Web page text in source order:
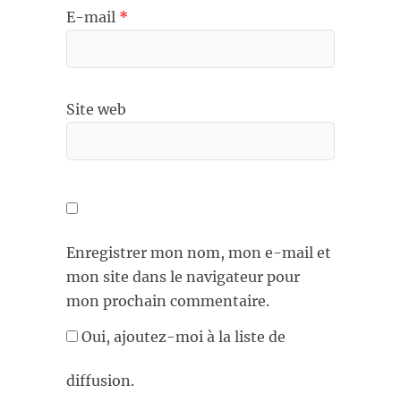
E-mail *
Site web
Enregistrer mon nom, mon e-mail et
mon site dans le navigateur pour
mon prochain commentaire.
Oui, ajoutez-moi à la liste de
diffusion.